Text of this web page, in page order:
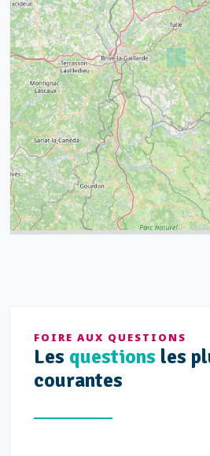
14
32
39
52 68
43
FOIRE AUX QUESTIONS
Les questions les
courantes